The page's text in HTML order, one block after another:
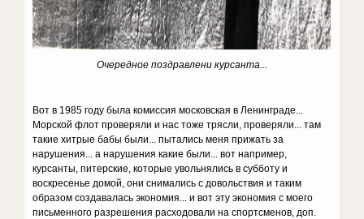
Очередное поздравлени курсанта...
Вот в 1985 году была комиссия московская в Ленинграде...
Морской флот проверяли и нас тоже трясли, проверяли... там
такие хитрые бабы были... пытались меня прижать за
нарушения... а нарушения какие были... вот например,
курсанты, питерские, которые увольнялись в субботу и
воскресенье домой, они снимались с довольствия и таким
образом создавалась экономия... и вот эту экономия с моего
письменного разрешения расходовали на спортсменов, доп.